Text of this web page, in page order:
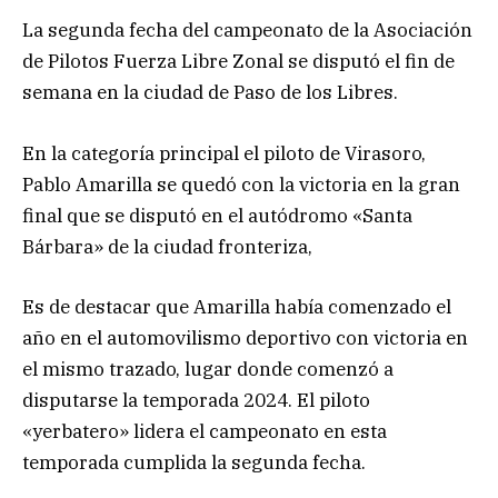
La segunda fecha del campeonato de la Asociación
de Pilotos Fuerza Libre Zonal se disputó el fin de
semana en la ciudad de Paso de los Libres.
En la categoría principal el piloto de Virasoro,
Pablo Amarilla se quedó con la victoria en la gran
final que se disputó en el autódromo «Santa
Bárbara» de la ciudad fronteriza,
Es de destacar que Amarilla había comenzado el
año en el automovilismo deportivo con victoria en
el mismo trazado, lugar donde comenzó a
disputarse la temporada 2024. El piloto
«yerbatero» lidera el campeonato en esta
temporada cumplida la segunda fecha.